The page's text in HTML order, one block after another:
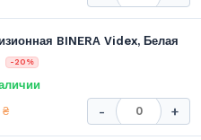
BINERA Videx, Белая
-20%
₴ - +